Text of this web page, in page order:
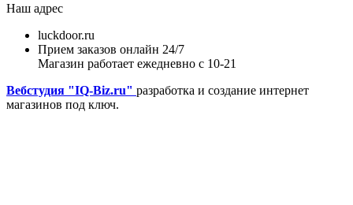
Наш адрес
luckdoor.ru
Прием заказов онлайн 24/7
Магазин работает ежедневно с 10-21
Вебстудия "IQ-Biz.ru" разработка и создание интернет
магазинов под ключ.